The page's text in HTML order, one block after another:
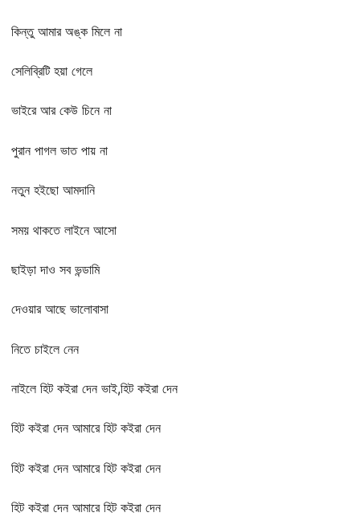
কিন্তু আমার অঙ্ক মিলে না
সেলিব্রিটি হয়া গেলে
ভাইরে আর কেউ চিনে না
পুরান পাগল ভাত পায় না
নতুন হইছো আমদানি
সময় থাকতে লাইনে আসো
ছাইড়া দাও সব ভন্ডামি
দেওয়ার আছে ভালোবাসা
নিতে চাইলে নেন
নাইলে হিট কইরা দেন ভাই,হিট কইরা দেন
হিট কইরা দেন আমারে হিট কইরা দেন
হিট কইরা দেন আমারে হিট কইরা দেন
হিট কইরা দেন আমারে হিট কইরা দেন